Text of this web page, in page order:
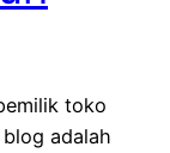
toko
adalah